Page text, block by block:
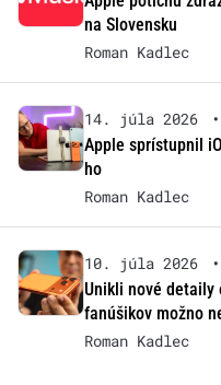
na Slovensku
Roman Kadlec
14. júla 2026 •
Apple sprístupnil
ho
Roman Kadlec
10. júla 2026 •
Unikli nové detaily
fanúšikov možno
Roman Kadlec